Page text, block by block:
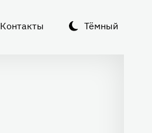
Тёмный
Контакты